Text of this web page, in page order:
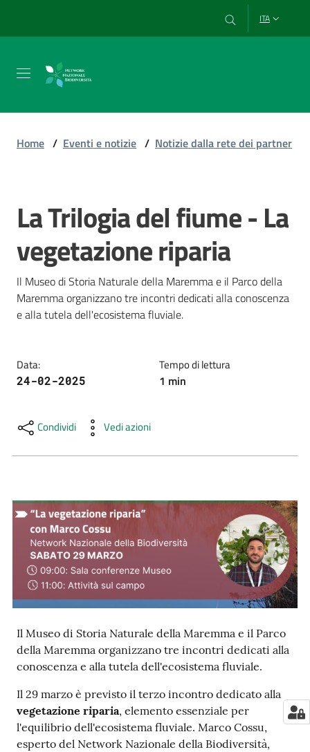
ITA
Chi
usa
dati
Strumenti
e
Educazione
e
formazione
ambientale
Eventi
e
notizie
Progetto
PNRR
DigitAP
Home / Eventi e notizie / Notizie dalla rete dei partner
Salta al contenuto
La Trilogia del fiume - La
vegetazione riparia
Il Museo di Storia Naturale della Maremma e il Parco della
Maremma organizzano tre incontri dedicati alla conoscenza
e alla tutela dell'ecosistema fluviale.
Data:
24-02-2025
Tempo di lettura
1 min
Condividi Vedi azioni
Il Museo di Storia Naturale della Maremma e il Parco
della Maremma organizzano tre incontri dedicati alla
conoscenza e alla tutela dell'ecosistema fluviale.
Il 29 marzo è previsto il terzo incontro dedicato alla
vegetazione riparia, elemento essenziale per
l'equilibrio dell'ecosistema fluviale. Marco Cossu,
esperto del Network Nazionale della Biodiversità,